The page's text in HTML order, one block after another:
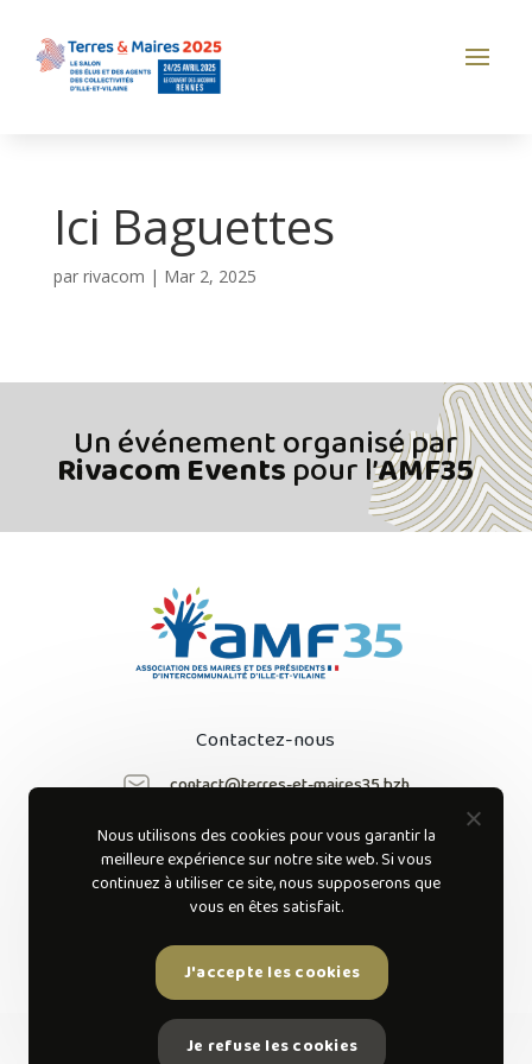
Ici Baguettes
par rivacom | Mar 2, 2025
Un événement organisé par
Rivacom Eventspour l’AMF35
Contactez-nous
contact@terres-et-maires35.bzh
Suivez-nous sur
les réseaux sociaux
Nous utilisons des cookies pour vous garantir la
meilleure expérience sur notre site web. Si vous
continuez à utiliser ce site, nous supposerons que
vous en êtes satisfait.
J'accepte les cookies
Je refuse les cookies